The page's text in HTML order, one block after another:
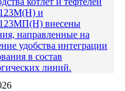
и
внесены
направленные на
удобства интеграции
в состав
линий.